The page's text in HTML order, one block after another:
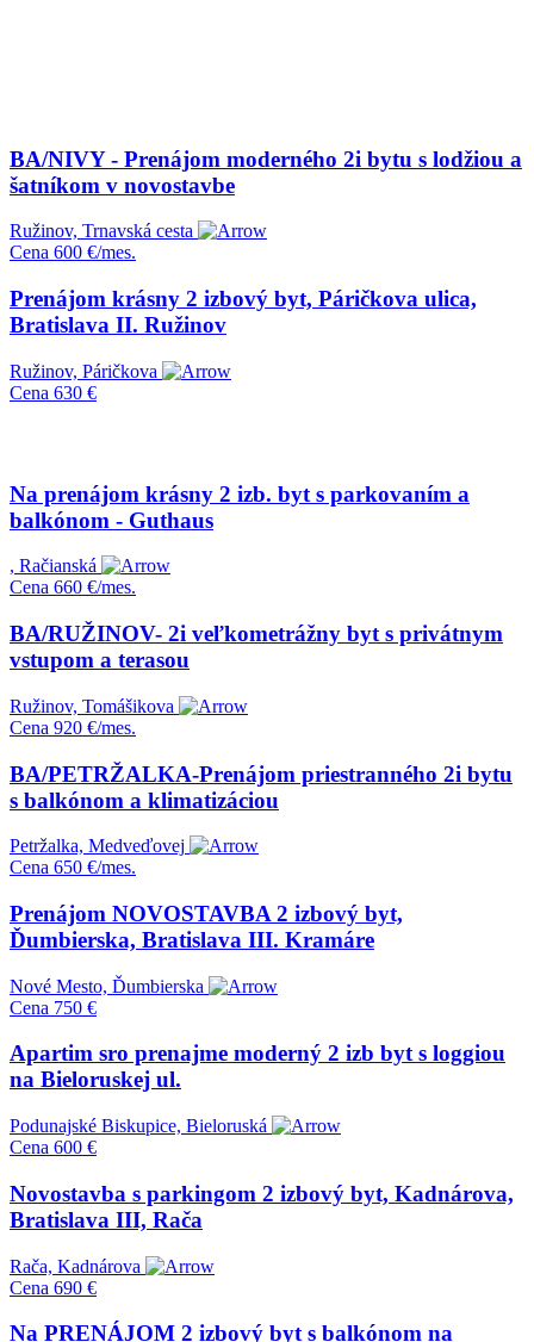
BA/NIVY - Prenájom moderného 2i bytu s lodžiou a
šatníkom v novostavbe
Ružinov, Trnavská cesta
Cena 600 €/mes.
Prenájom krásny 2 izbový byt, Páričkova ulica,
Bratislava II. Ružinov
Ružinov, Páričkova
Cena 630 €
Na prenájom krásny 2 izb. byt s parkovaním a
balkónom - Guthaus
, Račianská
Cena 660 €/mes.
BA/RUŽINOV- 2i veľkometrážny byt s privátnym
vstupom a terasou
Ružinov, Tomášikova
Cena 920 €/mes.
BA/PETRŽALKA-Prenájom priestranného 2i bytu
s balkónom a klimatizáciou
Petržalka, Medveďovej
Cena 650 €/mes.
Prenájom NOVOSTAVBA 2 izbový byt,
Ďumbierska, Bratislava III. Kramáre
Nové Mesto, Ďumbierska
Cena 750 €
Apartim sro prenajme moderný 2 izb byt s loggiou
na Bieloruskej ul.
Podunajské Biskupice, Bieloruská
Cena 600 €
Novostavba s parkingom 2 izbový byt, Kadnárova,
Bratislava III, Rača
Rača, Kadnárova
Cena 690 €
Na PRENÁJOM 2 izbový byt s balkónom na